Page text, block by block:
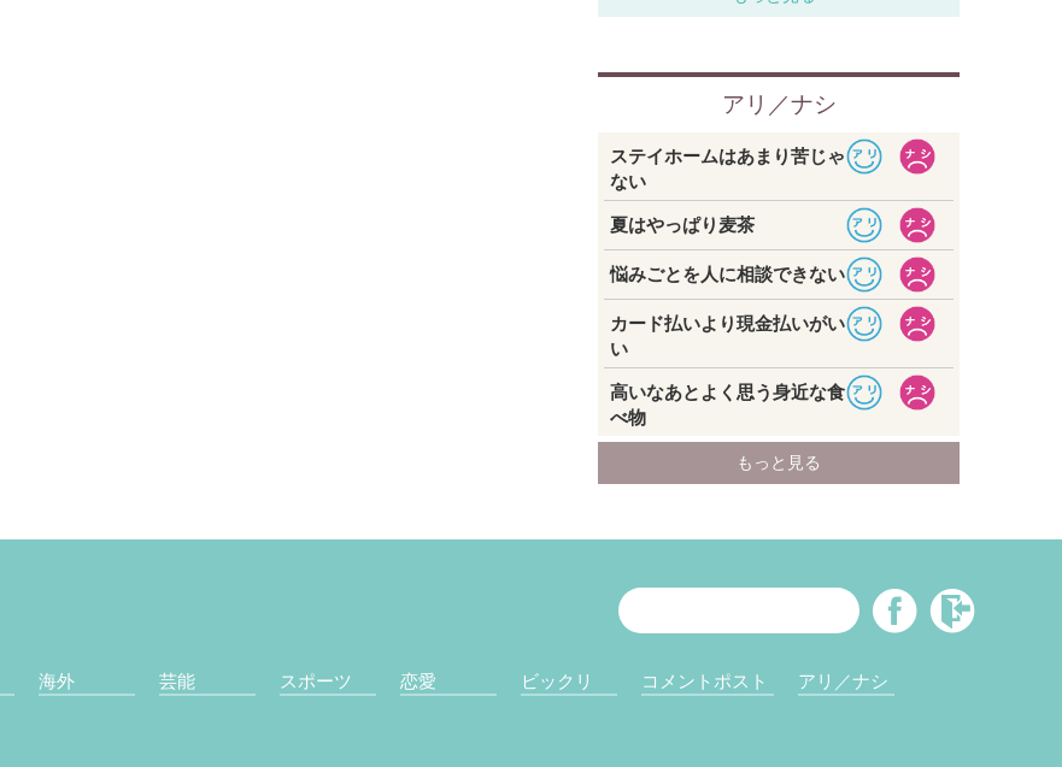
海外 芸能 スポーツ 恋愛 ビックリ コメントポスト アリ／ナシ